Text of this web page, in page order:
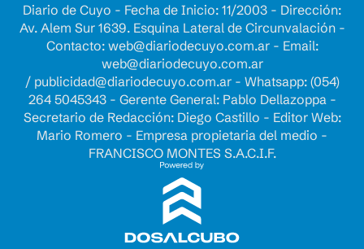
Diario de Cuyo - Fecha de Inicio: 11/2003 - Dirección:
Av. Alem Sur 1639. Esquina Lateral de Circunvalación -
Contacto: web@diariodecuyo.com.ar- Email:
web@diariodecuyo.com.ar
/ publicidad@diariodecuyo.com.ar- Whatsapp: (054)
264 5045343 - Gerente General: Pablo Dellazoppa -
Secretario de Redacción: Diego Castillo - Editor Web:
Mario Romero - Empresa propietaria del medio -
FRANCISCO MONTES S.A.C.I.F.